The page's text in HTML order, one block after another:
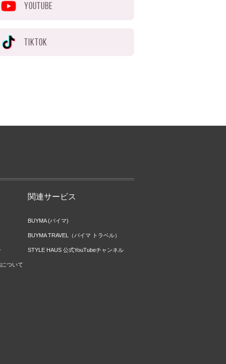
YOUTUBE
TIKTOK
ついて
関連サービス
BUYMA (バイマ)
BUYMA TRAVEL（バイマ トラベル）
STYLE HAUS 公式YouTubeチャンネル